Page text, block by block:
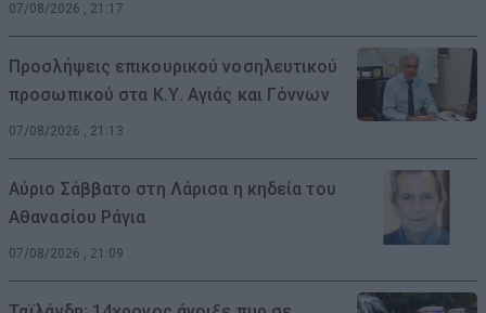
07/08/2026 , 21:17
Προσλήψεις επικουρικού νοσηλευτικού
προσωπικού στα Κ.Υ. Αγιάς και Γόννων
07/08/2026 , 21:13
Αύριο Σάββατο στη Λάρισα η κηδεία του
Αθανασίου Ράγια
07/08/2026 , 21:09